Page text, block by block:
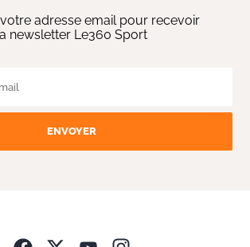
adresse email pour recevoir
newsletter Le360 Sport
ENVOYER